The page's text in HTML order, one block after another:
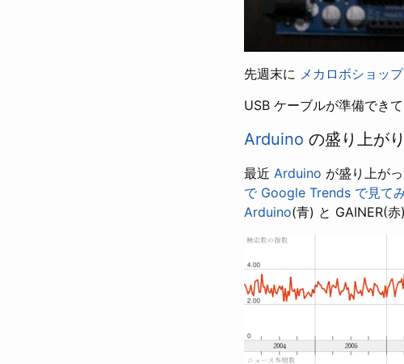
先週末に メカロボショップ
USB ケーブルが準備でき
Arduino の盛り上が
最近 Arduino が盛り上が
で Google Trends で見て
Arduino(青) と GAINER(